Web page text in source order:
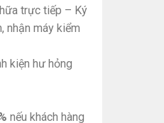
trực tiếp – Ký
nhận máy kiểm
kiện hư hỏng
nếu khách hàng